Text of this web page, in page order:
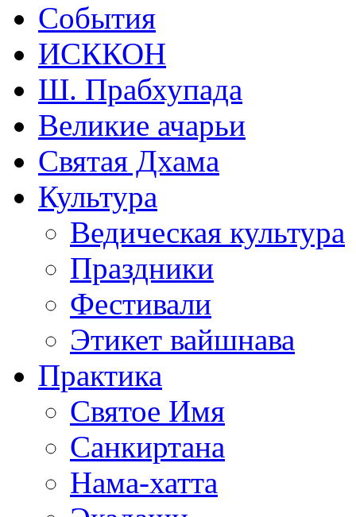
События
ИСККОН
Ш. Прабхупада
Великие ачарьи
Святая Дхама
Культура
Ведическая культура
Праздники
Фестивали
Этикет вайшнава
Практика
Святое Имя
Санкиртана
Нама-хатта